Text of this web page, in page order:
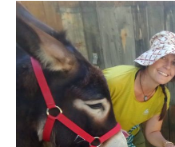
Venez rencontrer les ânes
l'amour qu'elle porte à ses
Rencontre du troupeau,
contes et poèmes sur cet